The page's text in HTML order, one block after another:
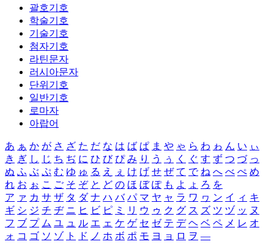
괄호기호
학술기호
기술기호
첨자기호
라틴문자
러시아문자
단위기호
일반기호
로마자
아랍어
あ ぁ か が さ ざ た だ な は ば ぱ ま や ゃ ら わ ゎ ん い ぃ
き ぎ し じ ち ぢ に ひ び ぴ み り う ぅ く ぐ す ず つ づ っ
ぬ ふ ぶ ぷ む ゆ ゅ る え ぇ け げ せ ぜ て で ね へ べ ぺ め
れ お ぉ こ ご そ ぞ と ど の ほ ぼ ぽ も よ ょ ろ を
ア ァ カ サ ザ タ ダ ナ ハ バ パ マ ヤ ャ ラ ワ ヮ ン イ ィ キ
ギ シ ジ チ ヂ ニ ヒ ビ ピ ミ リ ウ ゥ ク グ ス ズ ツ ヅ ッ ヌ
フ ブ プ ム ユ ュ ル エ ェ ケ ゲ セ ゼ テ デ ヘ ベ ペ メ レ オ
ォ コ ゴ ソ ゾ ト ド ノ ホ ボ ポ モ ヨ ョ ロ ヲ ―